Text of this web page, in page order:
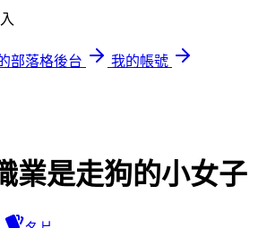
部落格後台
我的帳號
業是走狗的小女子